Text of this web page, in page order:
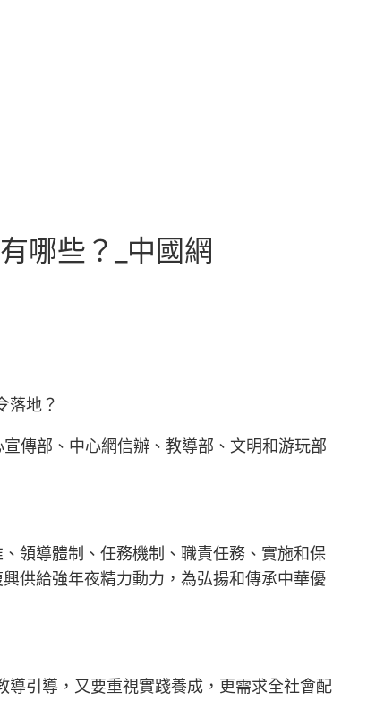
哪些？_中國網
落地？
傳部、中心網信辦、教導部、文明和游玩部
領導體制、任務機制、職責任務、實施和保
供給強年夜精力動力，為弘揚和傳承中華優
引導，又要重視實踐養成，更需求全社會配